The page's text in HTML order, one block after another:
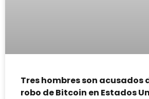
Tres hombres son acusados
robo de Bitcoin en Estados